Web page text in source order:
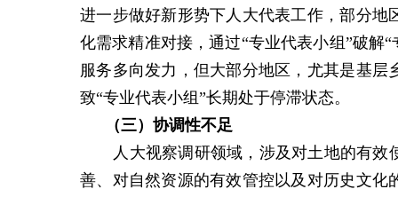
进一步做好新形势下人大代表工作，部分
化需求精准对接，通过“专业代表小组”破解
服务多向发力，但大部分地区，尤其是基
致“专业代表小组”长期处于停滞状态。
（三）协调性不足
人大视察调研领域，涉及对土地的有
善、对自然资源的有效管控以及对历史文